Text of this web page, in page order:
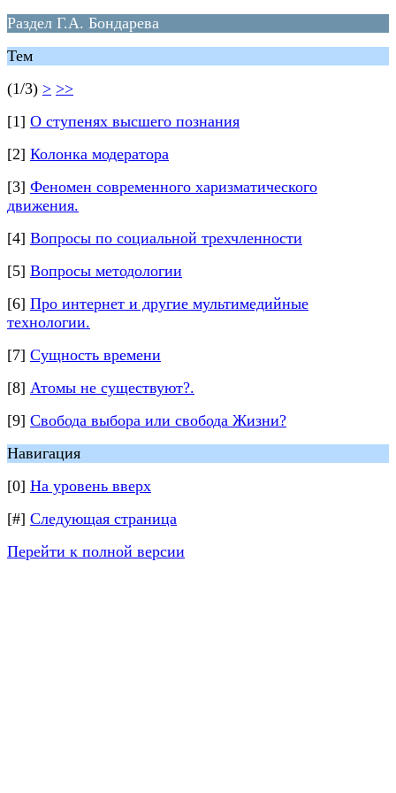
Раздел Г.А. Бондарева
Тем
(1/3) > >>
[1] О ступенях высшего познания
[2] Колонка модератора
[3] Феномен современного харизматического
движения.
[4] Вопросы по социальной трехчленности
[5] Вопросы методологии
[6] Про интернет и другие мультимедийные
технологии.
[7] Сущность времени
[8] Атомы не существуют?.
[9] Свобода выбора или свобода Жизни?
Навигация
[0] На уровень вверх
[#] Следующая страница
Перейти к полной версии